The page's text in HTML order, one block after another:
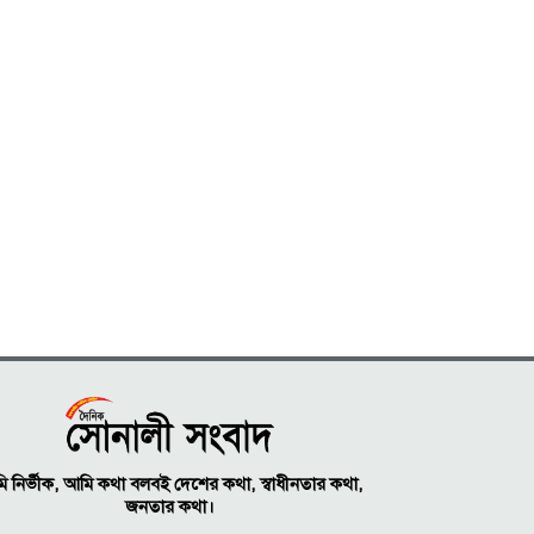
নির্ভীক, আমি কথা বলবই দেশের কথা, স্বাধীনতার কথা,
জনতার কথা।